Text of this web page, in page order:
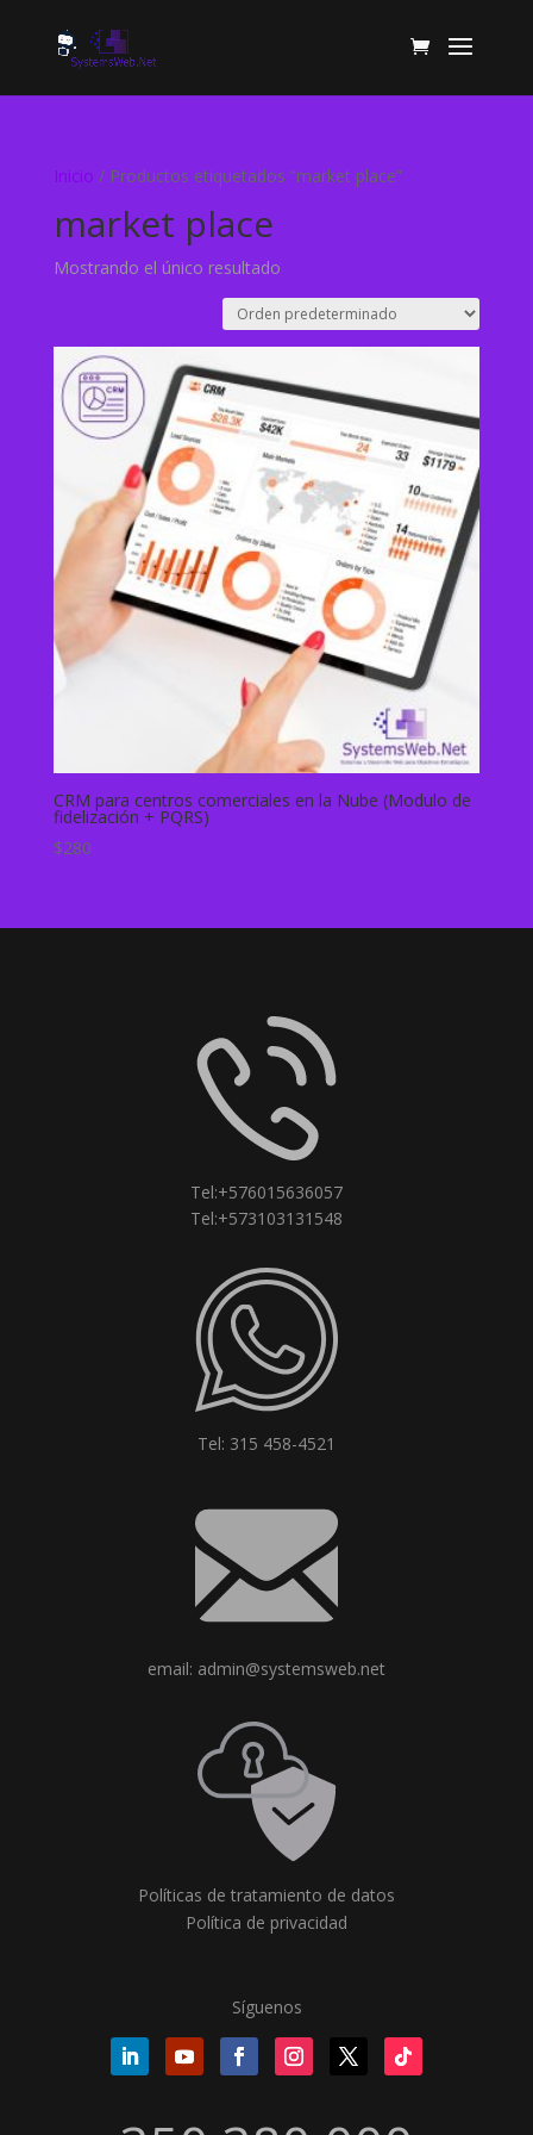
Inicio / Productos etiquetados “market place”
market place
Mostrando el único resultado
CRM para centros comerciales en la Nube (Modulo de
fidelización + PQRS)
$280
Tel:+576015636057
Tel:+573103131548
Tel: 315 458-4521
email: admin@systemsweb.net
Políticas de tratamiento de datos
Política de privacidad
Síguenos